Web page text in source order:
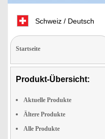
Schweiz / Deutsch
Startseite
Produkt-Übersicht:
Aktuelle Produkte
Ältere Produkte
Alle Produkte